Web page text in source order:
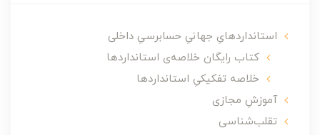
استانداردهایِ جهانیِ حسابرسیِ داخلی
کتاب رایگان خلاصه‌ی استانداردها
خلاصه تفکیکیِ استانداردها
آموزشِ مجازی
تقلب‌شناسی